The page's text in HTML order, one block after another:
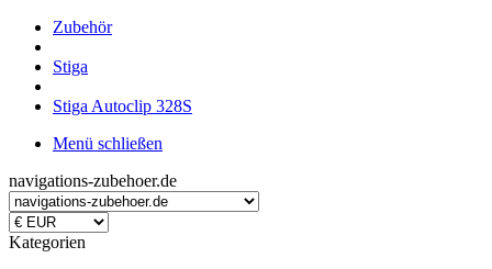
Zubehör
Stiga
Stiga Autoclip 328S
Menü schließen
navigations-zubehoer.de
Kategorien